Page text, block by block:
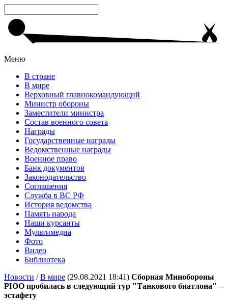
Меню
В стране
В мире
Верховный главнокомандующий
Министр обороны
Заместители министра
Состав военного совета
Награды
Государственные награды
Ведомственные награды
Военное право
Банк документов
Законодательство
Соглашения
Служба в ВС РФ
История ведомства
Память народа
Наши курсанты
Мультимедиа
Фото
Видео
Библиотека
Новости /В мире (29.08.2021 18:41) Сборная Минобороны
РЮО пробилась в следующий тур "Танкового биатлона" –
эстафету